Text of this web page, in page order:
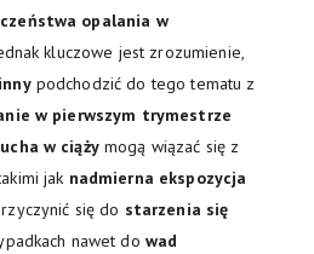
opalania w
kluczowe jest zrozumienie,
podchodzić do tego tematu z
w pierwszym trymestrze
w ciążymogą wiązać się z
jak nadmierna ekspozycja
się do starzenia się
nawet do wad